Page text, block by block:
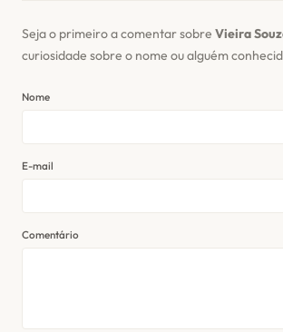
Seja o primeiro a comentar sobre Vieira
curiosidade sobre o nome ou alguém
Nome
E-mail
Comentário